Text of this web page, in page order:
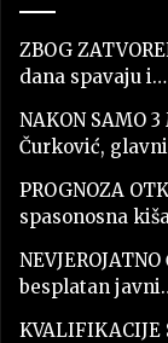
ZBOG
dana spavaju i…
NAKON SAMO
Čurković,
PROGNOZA
spasonosna
besplatan